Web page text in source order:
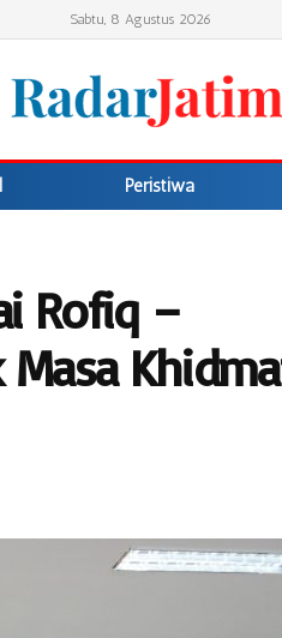
Sabtu, 8 Agustus 2026
Peristiwa
Rofiq –